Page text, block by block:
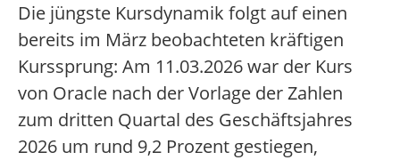
Die jüngste Kursdynamik folgt auf einen
bereits im März beobachteten kräftigen
Kurssprung: Am 11.03.2026 war der Kurs
von Oracle nach der Vorlage der Zahlen
zum dritten Quartal des Geschäftsjahres
2026 um rund 9,2 Prozent gestiegen,